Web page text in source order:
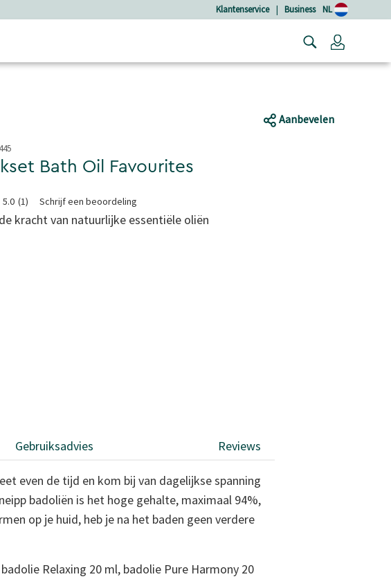
Klantenservice | Business NL
Aanbevelen
Bath Oil Favourites
5.0 (1) Schrijf een beoordeling
kracht van natuurlijke essentiële oliën
Gebruiksadvies Reviews
even de tijd en kom bij van dagelijkse spanning
badoliën is het hoge gehalte, maximaal 94%,
op je huid, heb je na het baden geen verdere
Relaxing 20 ml, badolie Pure Harmony 20